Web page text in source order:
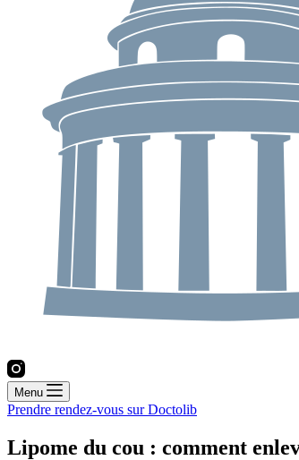
Menu
Prendre rendez-vous sur Doctolib
Lipome du cou : comment